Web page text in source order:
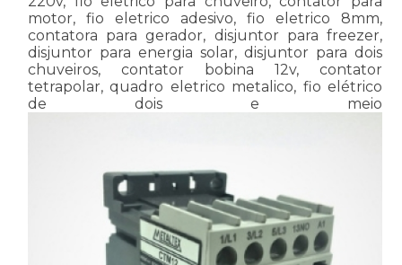
motor, fio eletrico adesivo, fio eletrico 8mm,
contatora para gerador, disjuntor para freezer,
disjuntor para energia solar, disjuntor para dois
chuveiros, contator bobina 12v, contator
tetrapolar, quadro eletrico metalico, fio elétrico
de dois e meio